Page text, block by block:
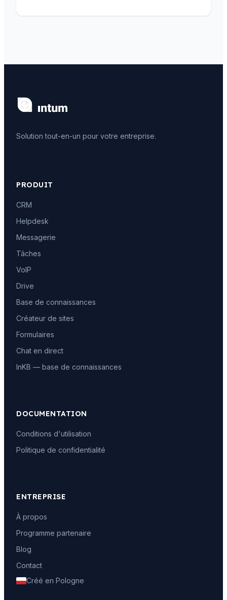
Solution tout-en-un pour votre entreprise.
PRODUIT
CRM
Helpdesk
Messagerie
Tâches
VoIP
Drive
Base de connaissances
Créateur de sites
Formulaires
Chat en direct
InKB — base de connaissances
DOCUMENTATION
Conditions d'utilisation
Politique de confidentialité
ENTREPRISE
À propos
Programme partenaire
Blog
Contact
Créé en Pologne